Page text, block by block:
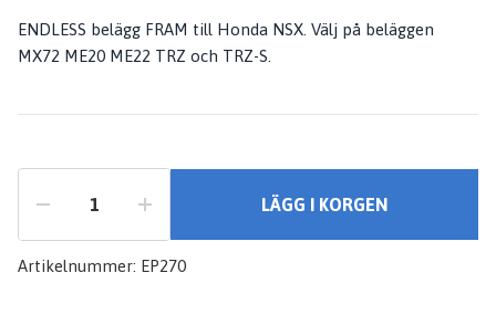
ENDLESS belägg FRAM till Honda NSX. Välj på beläggen
MX72 ME20 ME22 TRZ och TRZ-S.
LÄGG I KORGEN
Artikelnummer: EP270